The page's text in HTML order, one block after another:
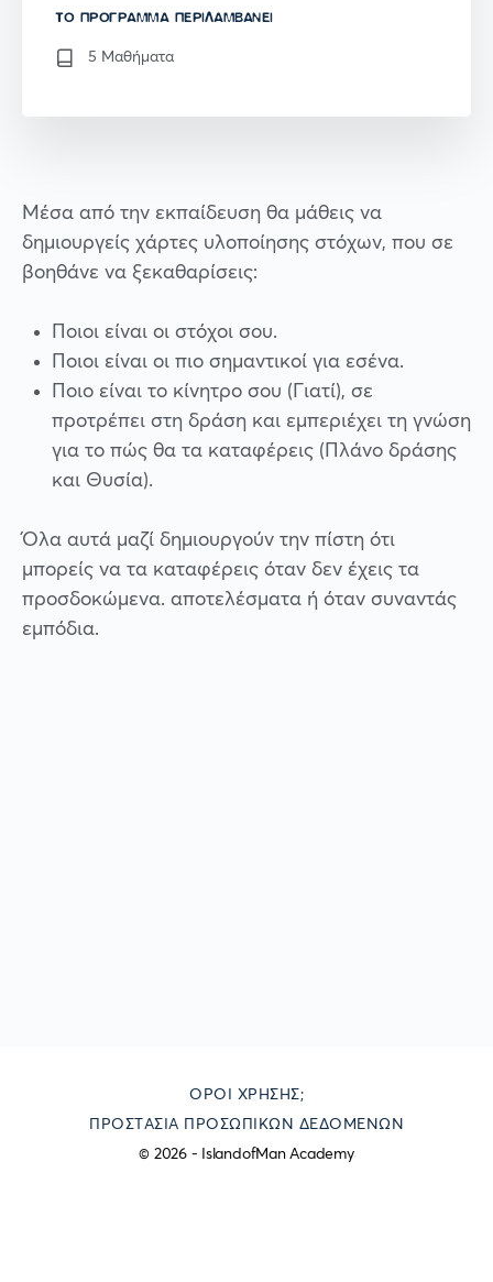
Μέσα από την εκπαίδευση θα μάθεις να
δημιουργείς χάρτες υλοποίησης στόχων, που σε
βοηθάνε να ξεκαθαρίσεις:
Ποιοι είναι οι στόχοι σου.
Ποιοι είναι οι πιο σημαντικοί για εσένα.
Ποιο είναι το κίνητρο σου (Γιατί), σε
προτρέπει στη δράση και εμπεριέχει τη γνώση
για το πώς θα τα καταφέρεις (Πλάνο δράσης
και Θυσία).
Όλα αυτά μαζί δημιουργούν την πίστη ότι
μπορείς να τα καταφέρεις όταν δεν έχεις τα
προσδοκώμενα. αποτελέσματα ή όταν συναντάς
εμπόδια.
TO ΠΡΌΓΡΑΜΜΑ ΠΕΡΙΛΑΜΒΆΝΕΙ
5 Μαθήματα
ΌΡΟΙ ΧΡΉΣΗΣ;
ΠΡΟΣΤΑΣΊΑ ΠΡΟΣΩΠΙΚΏΝ ΔΕΔΟΜΈΝΩΝ
© 2026 - IslandofMan Academy